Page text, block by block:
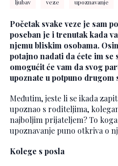
ljubav veze upoznavanje
Početak svake veze je sam
poseban je i trenutak kada
njemu bliskim osobama.
potajno nadati da ćete im
omogućit će vam da svog
upoznate u potpuno drugom
Međutim, jeste li se ikada
upoznao s roditeljima,
najboljim prijateljem? To
upoznavanje puno otkriva o
Kolege s posla